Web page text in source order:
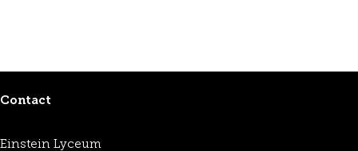
Contact
Einstein Lyceum